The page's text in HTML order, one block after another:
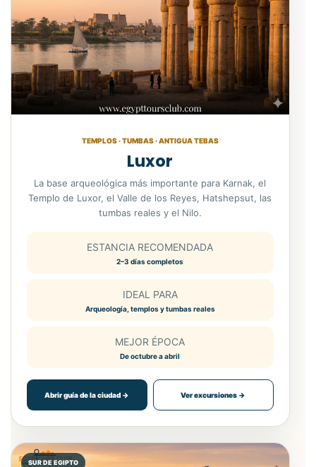
TEMPLOS · TUMBAS · ANTIGUA TEBAS
Luxor
La base arqueológica más importante para Karnak, el
Templo de Luxor, el Valle de los Reyes, Hatshepsut, las
tumbas reales y el Nilo.
ESTANCIA RECOMENDADA
2–3 días completos
IDEAL PARA
Arqueología, templos y tumbas reales
MEJOR ÉPOCA
De octubre a abril
Abrir guía de la ciudad → Ver excursiones →
SUR DE EGIPTO